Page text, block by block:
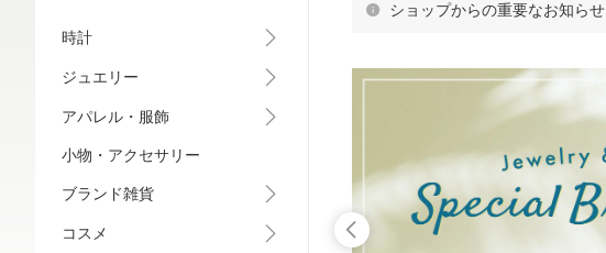
時計
ジュエリー
アパレル・服飾
小物・アクセサリー
ブランド雑貨
コスメ
ショップからの重要なお知らせ